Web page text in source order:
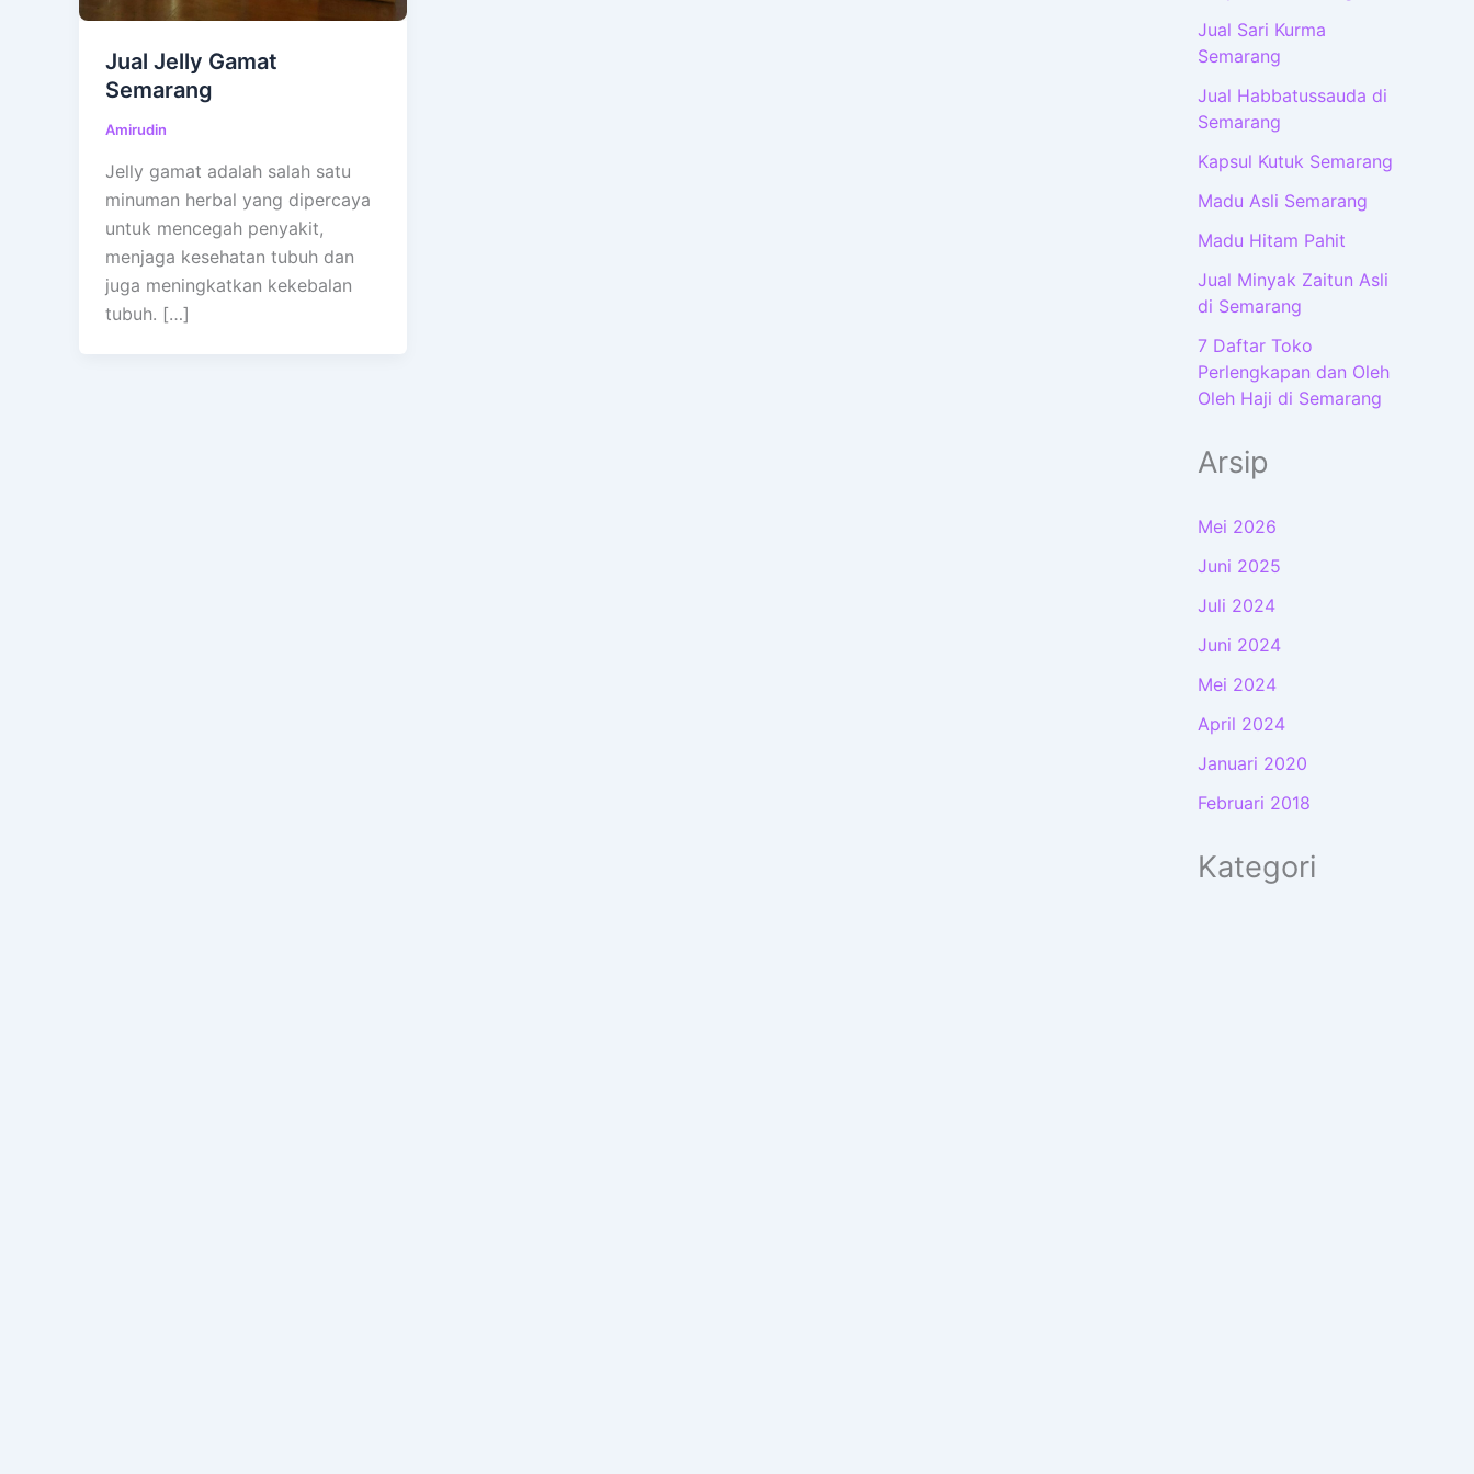
Jual Jelly Gamat
Semarang
Amirudin
Jelly gamat adalah salah satu
minuman herbal yang dipercaya
untuk mencegah penyakit,
menjaga kesehatan tubuh dan
juga meningkatkan kekebalan
tubuh. […]
Jual Sari Kurma
Semarang
Jual Habbatussauda di
Semarang
Kapsul Kutuk Semarang
Madu Asli Semarang
Madu Hitam Pahit
Jual Minyak Zaitun Asli
di Semarang
7 Daftar Toko
Perlengkapan dan Oleh
Oleh Haji di Semarang
Arsip
Mei 2026
Juni 2025
Juli 2024
Juni 2024
Mei 2024
April 2024
Januari 2020
Februari 2018
Kategori